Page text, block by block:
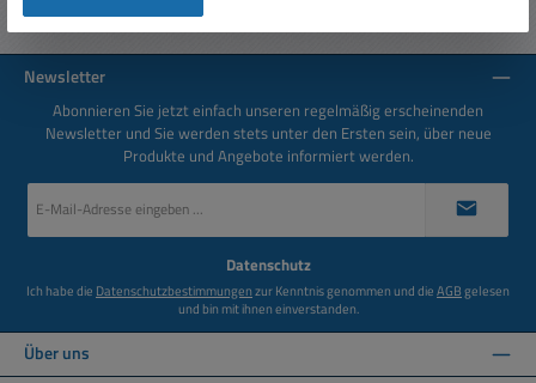
Newsletter
Abonnieren Sie jetzt einfach unseren regelmäßig erscheinenden
Newsletter und Sie werden stets unter den Ersten sein, über neue
Produkte und Angebote informiert werden.
Mail-
Datenschutz
Ich habe die Datenschutzbestimmungenzur Kenntnis genommen und dieAGBgelesen
und bin mit ihnen einverstanden.
Über uns